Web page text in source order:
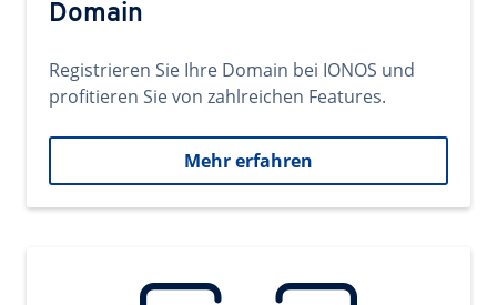
Domain
Registrieren Sie Ihre Domain bei IONOS und
profitieren Sie von zahlreichen Features.
Mehr erfahren